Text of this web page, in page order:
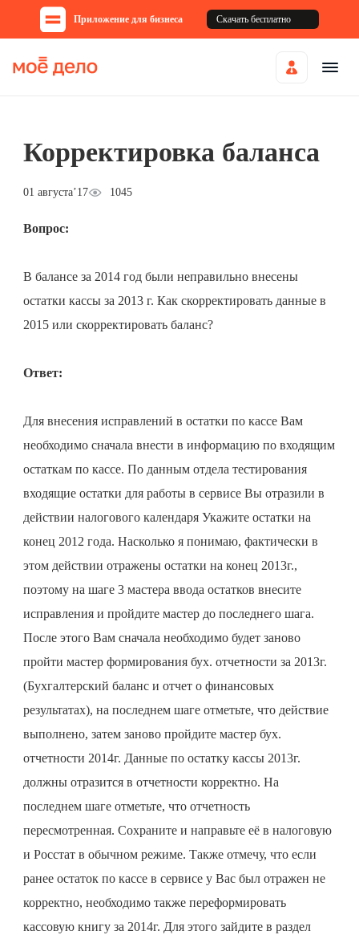
Приложение для бизнеса Скачать бесплатно
Корректировка баланса
01 августа’17 1045
Вопрос:
В балансе за 2014 год были неправильно внесены
остатки кассы за 2013 г. Как скорректировать данные в
2015 или скорректировать баланс?
Ответ:
Для внесения исправлений в остатки по кассе Вам
необходимо сначала внести в информацию по входящим
остаткам по кассе. По данным отдела тестирования
входящие остатки для работы в сервисе Вы отразили в
действии налогового календаря Укажите остатки на
конец 2012 года. Насколько я понимаю, фактически в
этом действии отражены остатки на конец 2013г.,
поэтому на шаге 3 мастера ввода остатков внесите
исправления и пройдите мастер до последнего шага.
После этого Вам сначала необходимо будет заново
пройти мастер формирования бух. отчетности за 2013г.
(Бухгалтерский баланс и отчет о финансовых
результатах), на последнем шаге отметьте, что действие
выполнено, затем заново пройдите мастер бух.
отчетности 2014г. Данные по остатку кассы 2013г.
должны отразится в отчетности корректно. На
последнем шаге отметьте, что отчетность
пересмотренная. Сохраните и направьте её в налоговую
и Росстат в обычном режиме. Также отмечу, что если
ранее остаток по кассе в сервисе у Вас был отражен не
корректно, необходимо также переформировать
кассовую книгу за 2014г. Для этого зайдите в раздел